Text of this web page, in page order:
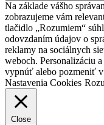
Na základe vášho
zobrazujeme vám
tlačidlo „Rozumiem“
odovzdaním údajov o
reklamy na sociálnych
weboch. Personalizáciu
vypnúť alebo pozmeniť v
Nastavenia Cookies
Close